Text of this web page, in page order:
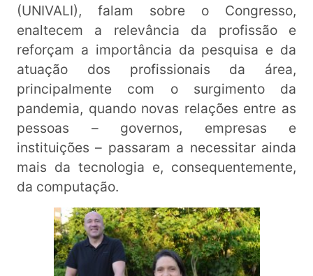
(UNIVALI), falam sobre o Congresso,
enaltecem a relevância da profissão e
reforçam a importância da pesquisa e da
atuação dos profissionais da área,
principalmente com o surgimento da
pandemia, quando novas relações entre as
pessoas – governos, empresas e
instituições – passaram a necessitar ainda
mais da tecnologia e, consequentemente,
da computação.